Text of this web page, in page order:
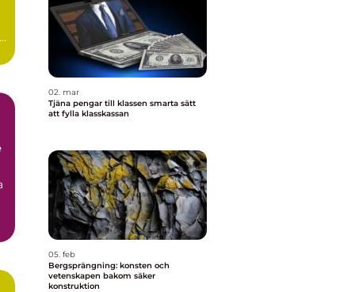
02. mar
Tjäna pengar till klassen smarta sätt
att fylla klasskassan
05. feb
Bergsprängning: konsten och
vetenskapen bakom säker
konstruktion